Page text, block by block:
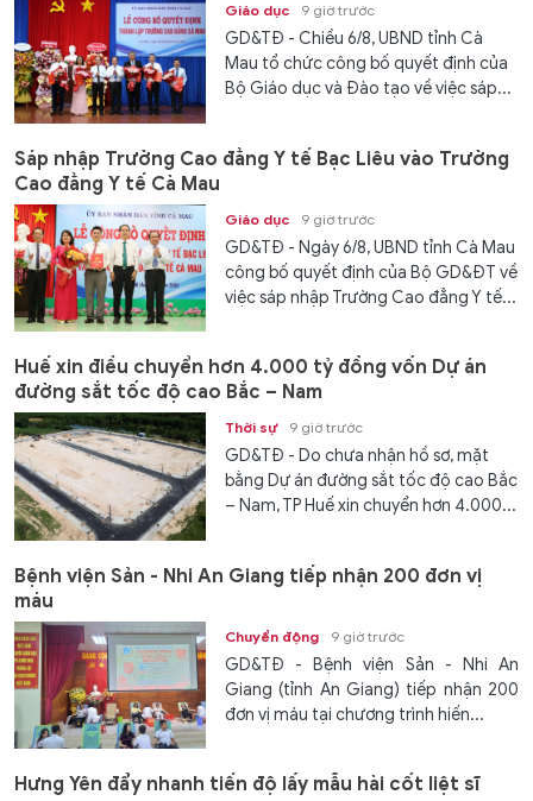
Giáo dục 9 giờ trước
GD&TĐ - Chiều 6/8, UBND tỉnh Cà
Mau tổ chức công bố quyết định của
Bộ Giáo dục và Đào tạo về việc sáp...
Sáp nhập Trường Cao đẳng Y tế Bạc Liêu vào Trường
Cao đẳng Y tế Cà Mau
Giáo dục 9 giờ trước
GD&TĐ - Ngày 6/8, UBND tỉnh Cà Mau
công bố quyết định của Bộ GD&ĐT về
việc sáp nhập Trường Cao đẳng Y tế...
Huế xin điều chuyển hơn 4.000 tỷ đồng vốn Dự án
đường sắt tốc độ cao Bắc – Nam
Thời sự 9 giờ trước
GD&TĐ - Do chưa nhận hồ sơ, mặt
bằng Dự án đường sắt tốc độ cao Bắc
– Nam, TP Huế xin chuyển hơn 4.000...
Bệnh viện Sản - Nhi An Giang tiếp nhận 200 đơn vị
máu
Chuyển động 9 giờ trước
GD&TĐ - Bệnh viện Sản - Nhi An
Giang (tỉnh An Giang) tiếp nhận 200
đơn vị máu tại chương trình hiến...
Hưng Yên đẩy nhanh tiến độ lấy mẫu hài cốt liệt sĩ